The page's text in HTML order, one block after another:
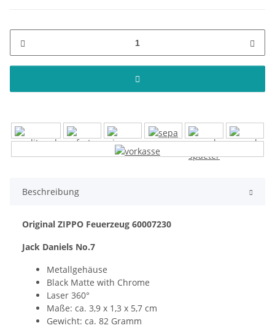
Beschreibung
Original ZIPPO Feuerzeug 60007230
Jack Daniels No.7
Metallgehäuse
Black Matte with Chrome
Laser 360°
Maße: ca. 3,9 x 1,3 x 5,7 cm
Gewicht: ca. 82 Gramm